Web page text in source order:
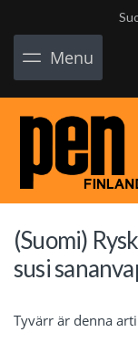
Menu
(Suomi)
susi
Tyvärr är denna